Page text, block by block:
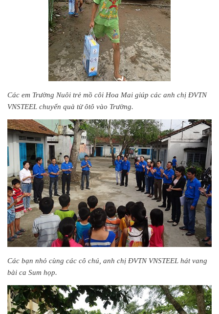
Các em Trường Nuôi trẻ mồ côi Hoa Mai giúp các anh chị ĐVTN
VNSTEEL chuyển quà từ ôtô vào Trường.
Các bạn nhỏ cùng các cô chú, anh chị ĐVTN VNSTEEL hát vang
bài ca Sum họp.